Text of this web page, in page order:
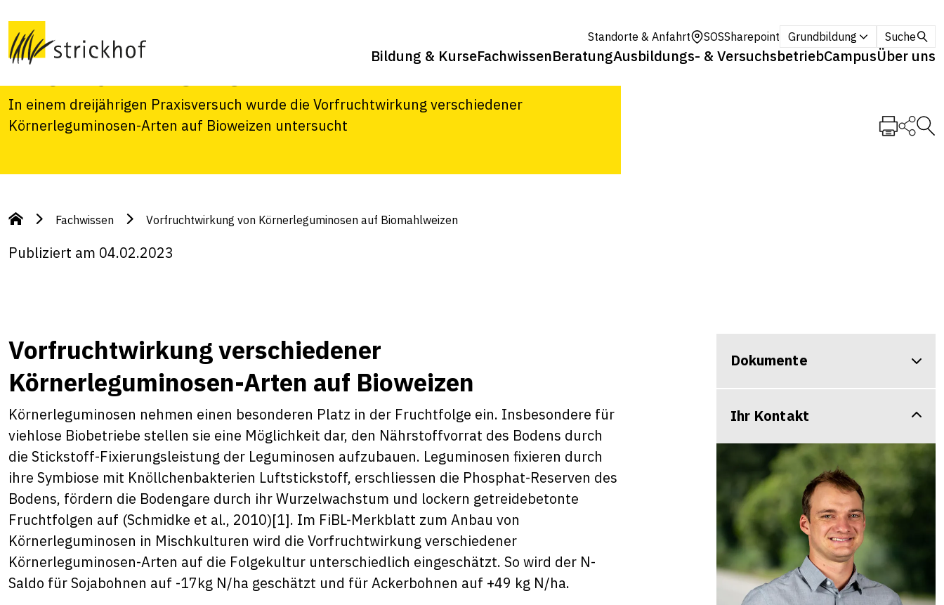
Standorte & Anfahrt SOSSharepoint Grundbildung Suche
Bildung & KurseFachwissenBeratungAusbildungs- & VersuchsbetriebCampusÜber uns
Körnerleguminosen auf
Biomahlweizen
In einem dreijährigen Praxisversuch wurde die Vorfruchtwirkung verschiedener
Körnerleguminosen-Arten auf Bioweizen untersucht
Fachwissen Vorfruchtwirkung von Körnerleguminosen auf Biomahlweizen
Publiziert am 04.02.2023
Vorfruchtwirkung verschiedener
Körnerleguminosen-Arten auf Bioweizen
Körnerleguminosen nehmen einen besonderen Platz in der Fruchtfolge ein. Insbesondere für
viehlose Biobetriebe stellen sie eine Möglichkeit dar, den Nährstoffvorrat des Bodens durch
die Stickstoff-Fixierungsleistung der Leguminosen aufzubauen. Leguminosen fixieren durch
ihre Symbiose mit Knöllchenbakterien Luftstickstoff, erschliessen die Phosphat-Reserven des
Bodens, fördern die Bodengare durch ihr Wurzelwachstum und lockern getreidebetonte
Fruchtfolgen auf (Schmidke et al., 2010)[1]. Im FiBL-Merkblatt zum Anbau von
Körnerleguminosen in Mischkulturen wird die Vorfruchtwirkung verschiedener
Körnerleguminosen-Arten auf die Folgekultur unterschiedlich eingeschätzt. So wird der N-
Saldo für Sojabohnen auf -17kg N/ha geschätzt und für Ackerbohnen auf +49 kg N/ha.
Dokumente
Ihr Kontakt